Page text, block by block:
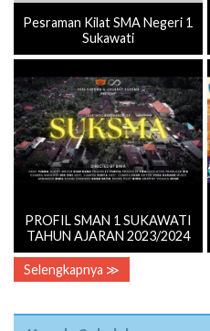
Pesraman Kilat SMA Negeri 1
Sukawati
PROFIL SMAN 1 SUKAWATI
TAHUN AJARAN 2023/2024
Selengkapnya ≫